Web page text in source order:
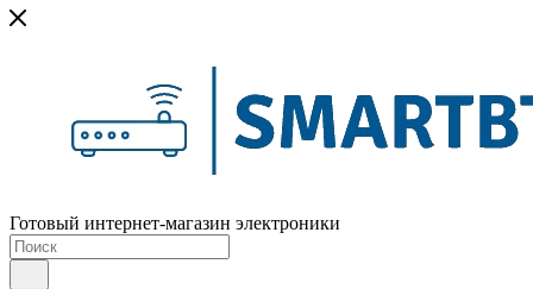
Готовый интернет-магазин электроники